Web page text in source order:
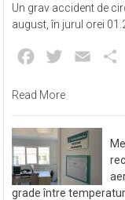
Un grav accident de
august, în jurul orei
Facebook
Twitter Email
Read More
grade între